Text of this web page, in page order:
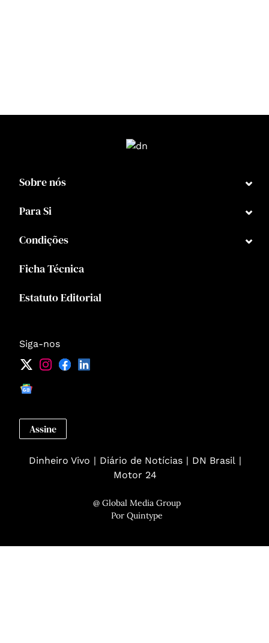
Siga-nos
Assine
Sobre nós ⌄
Para Si ⌄
Condições ⌄
Ficha Técnica
Estatuto Editorial
Dinheiro Vivo Diário de Notícias
DN Brasil
Motor 24
@ Global Media Group
PorQuintype